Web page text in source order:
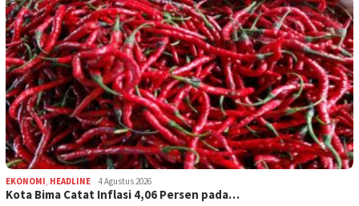
EKONOMI, HEADLINE 4 Agustus 2026
Kota Bima Catat Inflasi 4,06 Persen pada…